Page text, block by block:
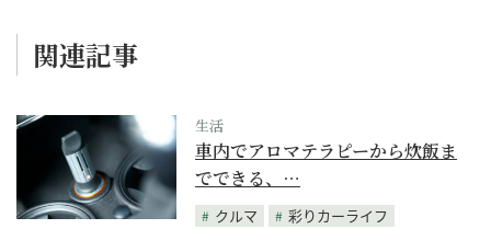
関連記事
生活
車内でアロマテラピーから炊飯ま
でできる、…
クルマ
彩りカーライフ